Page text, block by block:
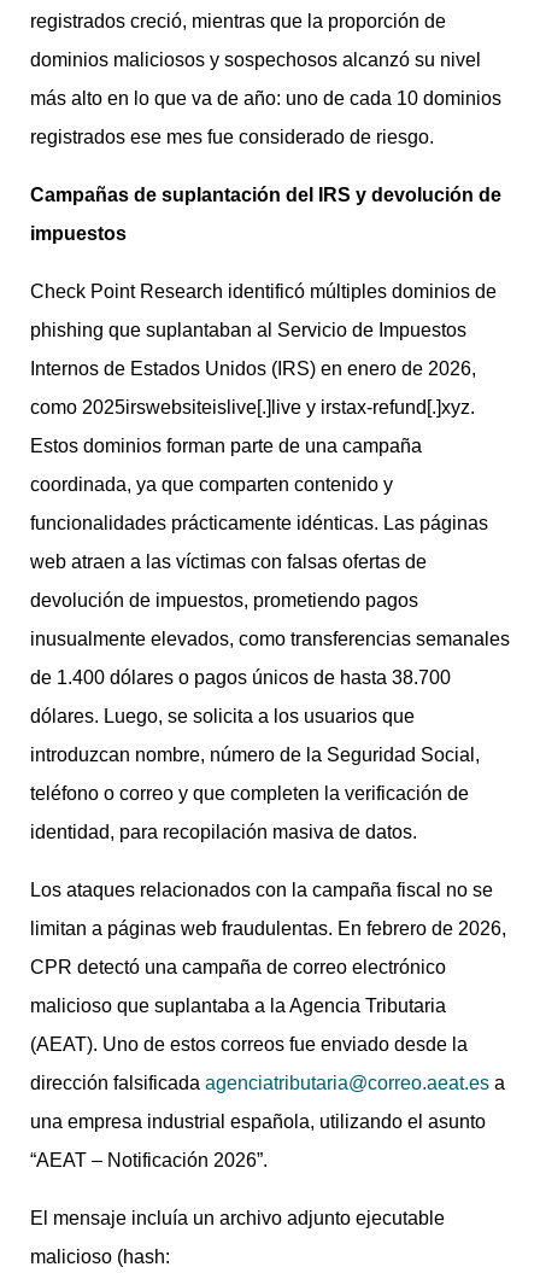
registrados creció, mientras que la proporción de
dominios maliciosos y sospechosos alcanzó su nivel
más alto en lo que va de año: uno de cada 10 dominios
registrados ese mes fue considerado de riesgo.
Campañas de suplantación del IRS y devolución de
impuestos
Check Point Research identificó múltiples dominios de
phishing que suplantaban al Servicio de Impuestos
Internos de Estados Unidos (IRS) en enero de 2026,
como 2025irswebsiteislive[.]live y irstax-refund[.]xyz.
Estos dominios forman parte de una campaña
coordinada, ya que comparten contenido y
funcionalidades prácticamente idénticas. Las páginas
web atraen a las víctimas con falsas ofertas de
devolución de impuestos, prometiendo pagos
inusualmente elevados, como transferencias semanales
de 1.400 dólares o pagos únicos de hasta 38.700
dólares. Luego, se solicita a los usuarios que
introduzcan nombre, número de la Seguridad Social,
teléfono o correo y que completen la verificación de
identidad, para recopilación masiva de datos.
Los ataques relacionados con la campaña fiscal no se
limitan a páginas web fraudulentas. En febrero de 2026,
CPR detectó una campaña de correo electrónico
malicioso que suplantaba a la Agencia Tributaria
(AEAT). Uno de estos correos fue enviado desde la
dirección falsificada agenciatributaria@correo.aeat.es a
una empresa industrial española, utilizando el asunto
“AEAT – Notificación 2026”.
El mensaje incluía un archivo adjunto ejecutable
malicioso (hash: